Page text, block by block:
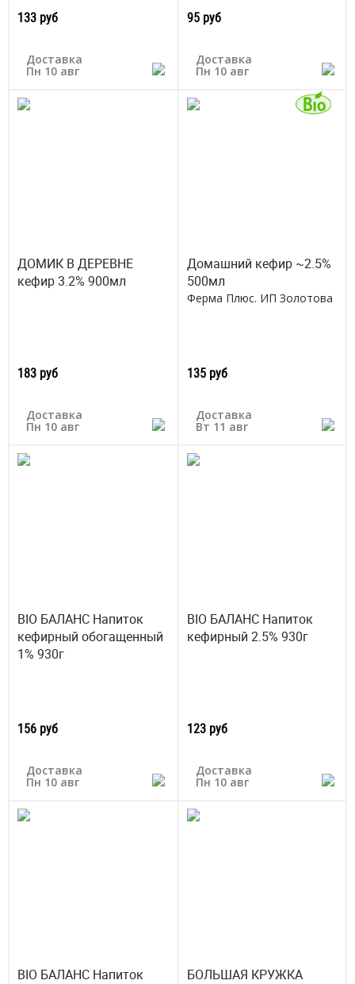
133 руб
Доставка
Пн 10 авг
95 руб
Доставка
Пн 10 авг
ДОМИК В ДЕРЕВНЕ
кефир 3.2% 900мл
183 руб
Доставка
Пн 10 авг
Домашний кефир ~2.5%
500мл
Ферма Плюс. ИП Золотова
135 руб
Доставка
Вт 11 авг
BIO БАЛАНС Напиток
кефирный обогащенный
1% 930г
156 руб
Доставка
Пн 10 авг
BIO БАЛАНС Напиток
кефирный 2.5% 930г
123 руб
Доставка
Пн 10 авг
BIO БАЛАНС Напиток
БОЛЬШАЯ КРУЖКА